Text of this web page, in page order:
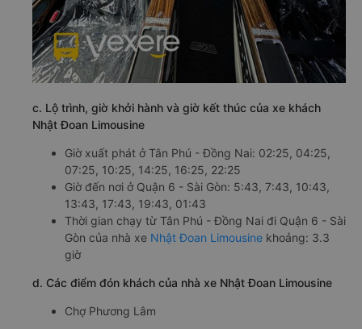
c. Lộ trình, giờ khởi hành và giờ kết thúc của xe khách
Nhật Đoan Limousine
Giờ xuất phát ở Tân Phú - Đồng Nai: 02:25, 04:25,
07:25, 10:25, 14:25, 16:25, 22:25
Giờ đến nơi ở Quận 6 - Sài Gòn: 5:43, 7:43, 10:43,
13:43, 17:43, 19:43, 01:43
Thời gian chạy từ Tân Phú - Đồng Nai đi Quận 6 - Sài
Gòn của nhà xe Nhật Đoan Limousine khoảng: 3.3
giờ
d. Các điểm đón khách của nhà xe Nhật Đoan Limousine
Chợ Phương Lâm